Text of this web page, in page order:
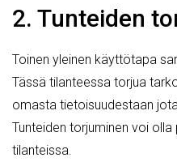
2. Tunteiden
Toinen yleinen käyttötapa
Tässä tilanteessa torjua
omasta tietoisuudestaan
Tunteiden torjuminen voi
tilanteissa.